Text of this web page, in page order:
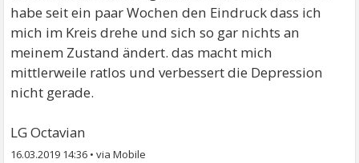
habe seit ein paar Wochen den Eindruck dass ich
mich im Kreis drehe und sich so gar nichts an
meinem Zustand ändert. das macht mich
mittlerweile ratlos und verbessert die Depression
nicht gerade.
LG Octavian
16.03.2019 14:36 •